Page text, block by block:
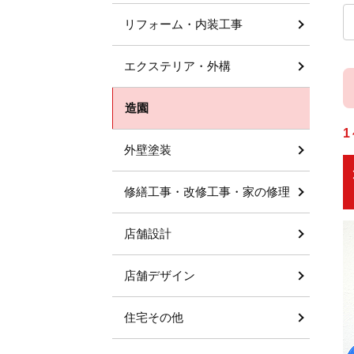
1
リフォーム・内装工事
エクステリア・外構
造園
外壁塗装
修繕工事・改修工事・家の修理
店舗設計
店舗デザイン
住宅その他